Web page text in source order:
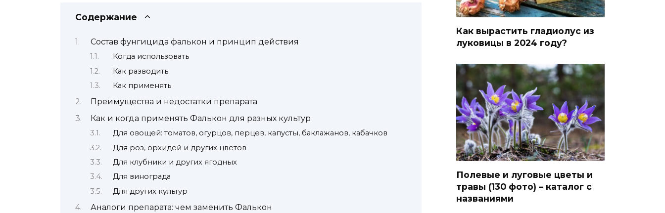
Содержание
Состав фунгицида фалькон и принцип действия
Когда использовать
Как разводить
Как применять
Преимущества и недостатки препарата
Как и когда применять Фалькон для разных культур
Для овощей: томатов, огурцов, перцев, капусты, баклажанов, кабачков
Для роз, орхидей и других цветов
Для клубники и других ягодных
Для винограда
Для других культур
Аналоги препарата: чем заменить Фалькон
Как вырастить гладиолус из
луковицы в 2024 году?
Полевые и луговые цветы и
травы (130 фото) – каталог с
названиями